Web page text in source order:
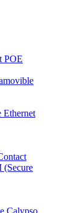
POE
Ethernet
Calypso